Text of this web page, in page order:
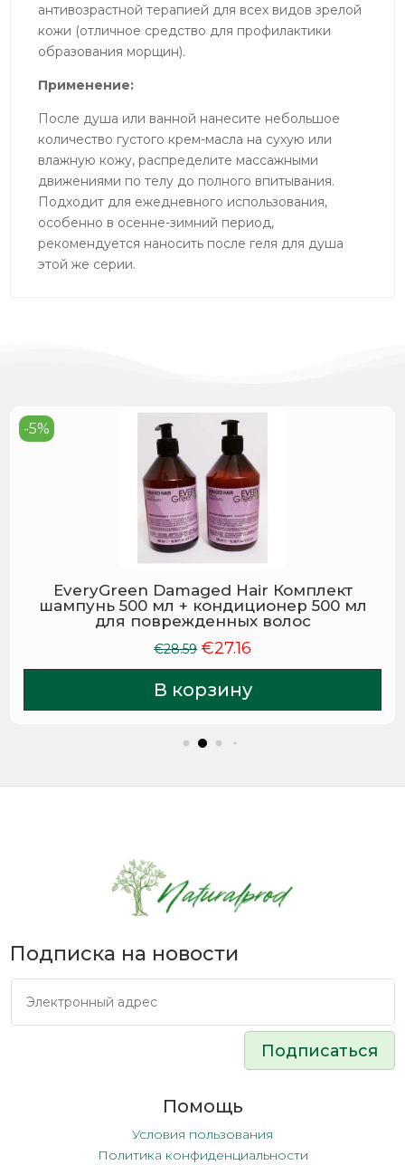
антивозрастной терапией для всех видов зрелой
кожи (отличное средство для профилактики
образования морщин).
Применение:
После душа или ванной нанесите небольшое
количество густого крем-масла на сухую или
влажную кожу, распределите массажными
движениями по телу до полного впитывания.
Подходит для ежедневного использования,
особенно в осенне-зимний период,
рекомендуется наносить после геля для душа
этой же серии.
-5%
EveryGreen Damaged Hair Комплект
шампунь 500 мл + кондиционер 500 мл
для поврежденных волос
€28.59 Первоначальная
цена
составляла
€28.59.
€27.16
цена:
€27.16.
В корзину
Подписка на новости
Подписаться
Помощь
Условия пользования
Политика конфиденциальности